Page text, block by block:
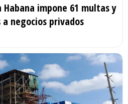
Habana impone 61 multas y
negocios privados